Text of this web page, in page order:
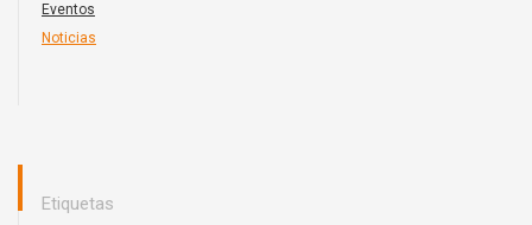
Eventos
Noticias
Etiquetas